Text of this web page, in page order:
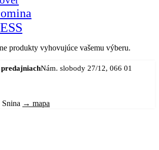
produkty vyhovujúce vašemu výberu.
Nám. slobody 27/12, 066 01
→ mapa